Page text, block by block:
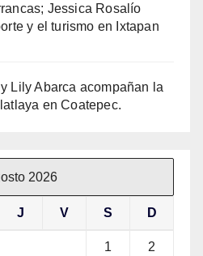
Jessica Rosalío
y el turismo en Ixtapan
Lily Abarca acompañan la
en Coatepec.
2026
J V S D
1 2